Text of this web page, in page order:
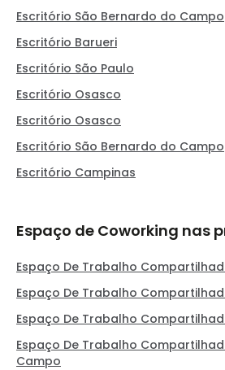
Escritório São Bernardo do Campo
Escritório Barueri
Escritório São Paulo
Escritório Osasco
Escritório Osasco
Escritório São Bernardo do Campo
Escritório Campinas
Espaço de Coworking nas
Espaço De Trabalho
Espaço De Trabalho
Espaço De Trabalho
Espaço De Trabalho
Campo